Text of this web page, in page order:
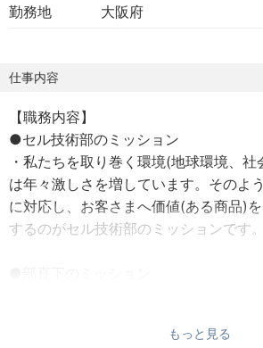
勤務地 大阪府
仕事内容
【職務内容】
●セル技術部のミッション
・私たちを取り巻く環境(地球環境、
は年々激しさを増しています。そのよ
に対応し、お客さまへ価値(ある商品)
するのがセル技術部のミッションです。
もっと見る